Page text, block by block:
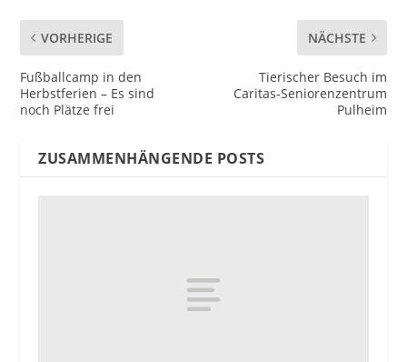
VORHERIGE
Fußballcamp in den
Herbstferien – Es sind
noch Plätze frei
NÄCHSTE
Tierischer Besuch im
Caritas-Seniorenzentrum
Pulheim
ZUSAMMENHÄNGENDE POSTS